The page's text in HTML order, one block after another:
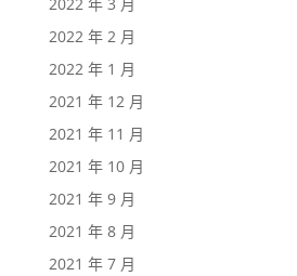
2022 年 2 月
2022 年 1 月
2021 年 12 月
2021 年 11 月
2021 年 10 月
2021 年 9 月
2021 年 8 月
2021 年 7 月